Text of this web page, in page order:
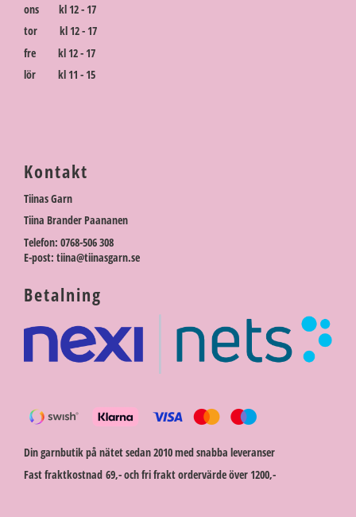
ons kl 12 - 17
tor kl 12 - 17
fre kl 12 - 17
lör kl 11 - 15
Kontakt
Tiinas Garn
Tiina Brander Paananen
Telefon: 0768-506 308
E-post: tiina@tiinasgarn.se
Betalning
Din garnbutik på nätet sedan 2010 med snabba leveranser
Fast fraktkostnad 69,- och fri frakt ordervärde över 1200,-